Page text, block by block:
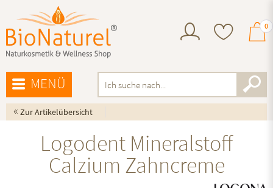
0
MENÜ
« Zur Artikelübersicht
Logodent Mineralstoff
Calzium Zahncreme